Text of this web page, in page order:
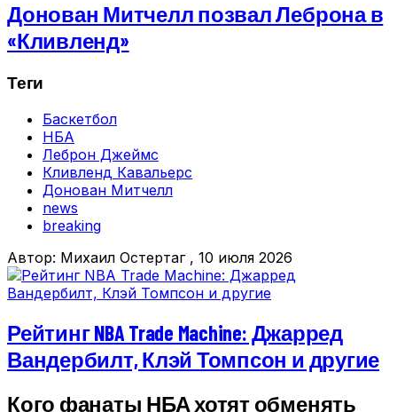
Донован Митчелл позвал Леброна в
«Кливленд»
Теги
Баскетбол
НБА
Леброн Джеймс
Кливленд Кавальерс
Донован Митчелл
news
breaking
Автор: Михаил Остертаг , 10 июля 2026
Рейтинг NBA Trade Machine: Джарред
Вандербилт, Клэй Томпсон и другие
Кого фанаты НБА хотят обменять